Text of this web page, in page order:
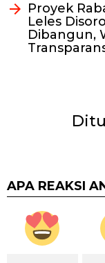
Proyek
Leles
Dibangun,
APA REAKSI